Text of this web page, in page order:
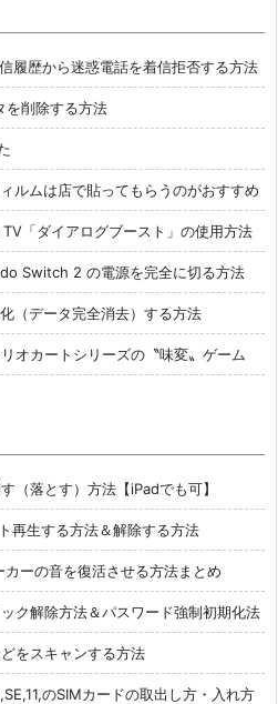
履歴から迷惑電話を着信拒否する方法
を削除する方法
ムは店で貼ってもらうのがおすすめ
「ダイアログブースト」の使用方法
Switch 2 の電源を完全に切る方法
（データ完全消去）する方法
オカートシリーズの〝味変〟ゲーム
（落とす）方法【iPadでも可】
再生する方法＆解除する方法
ーの音を復活させる方法まとめ
ク解除方法＆パスワード強制初期化法
をスキャンする方法
のSIMカードの取出し方・入れ方